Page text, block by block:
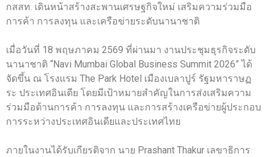
กสสท. เดินหน้าสร้างสะพานเศรษฐกิจใหม่ เสริมความร่วมมือ
การค้า การลงทุน และเครือข่ายระดับนานาชาติ
เมื่อวันที่ 18 พฤษภาคม 2569 ที่ผ่านมา งานประชุมธุรกิจระดับ
นานาชาติ “Navi Mumbai Global Business Summit 2026” ได้
จัดขึ้น ณ โรงแรม The Park Hotel เมืองเบลาปูร์ รัฐมหาราษฏ
ระ ประเทศอินเดีย โดยมีเป้าหมายสำคัญในการส่งเสริมความ
ร่วมมือด้านการค้า การลงทุน และการสร้างเครือข่ายผู้ประกอบ
การระหว่างประเทศอินเดียและประเทศไทย
ภายในงานได้รับเกียรติจาก นาย Prashant Thakur เลขาธิการ